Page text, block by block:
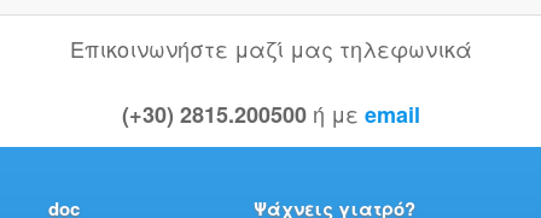
Επικοινωνήστε μαζί μας τηλεφωνικά
(+30) 2815.200500 ή με email
doc Ψάχνεις γιατρό?